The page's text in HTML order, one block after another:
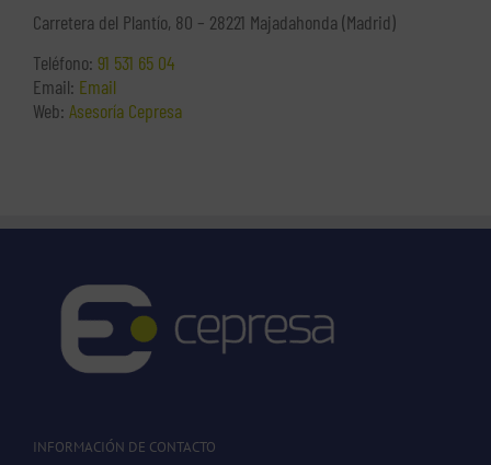
Carretera del Plantío, 80 – 28221 Majadahonda (Madrid)
Teléfono: 91 531 65 04
Email: Email
Web: Asesoría Cepresa
INFORMACIÓN DE CONTACTO